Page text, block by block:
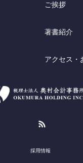
ご挨拶
著書紹介
アクセス・
採用情報